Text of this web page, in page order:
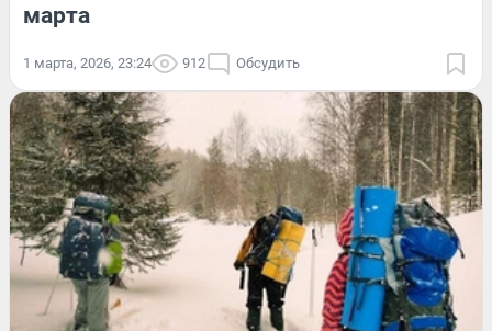
марта
1 марта, 2026, 23:24 912 Обсудить